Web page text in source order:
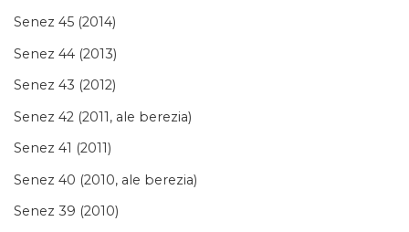
Senez 45 (2014)
Senez 44 (2013)
Senez 43 (2012)
Senez 42 (2011, ale berezia)
Senez 41 (2011)
Senez 40 (2010, ale berezia)
Senez 39 (2010)